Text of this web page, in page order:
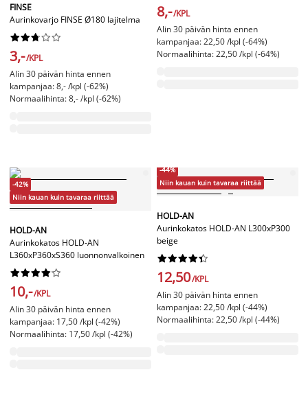
FINSE
Aurinkovarjo FINSE Ø180 lajitelma






3,-/KPL
Alin 30 päivän hinta ennen
kampanjaa: 8,- /kpl (-62%)
Normaalihinta: 8,- /kpl (-62%)
8,-/KPL
Alin 30 päivän hinta ennen
kampanjaa: 22,50 /kpl (-64%)
Normaalihinta: 22,50 /kpl (-64%)
-42%
Niin kauan kuin tavaraa riittää
HOLD-AN
Aurinkokatos HOLD-AN
L360xP360xS360 luonnonvalkoinen






10,-/KPL
Alin 30 päivän hinta ennen
kampanjaa: 17,50 /kpl (-42%)
Normaalihinta: 17,50 /kpl (-42%)
-44%
Niin kauan kuin tavaraa riittää
HOLD-AN
Aurinkokatos HOLD-AN L300xP300
beige






12,50/KPL
Alin 30 päivän hinta ennen
kampanjaa: 22,50 /kpl (-44%)
Normaalihinta: 22,50 /kpl (-44%)